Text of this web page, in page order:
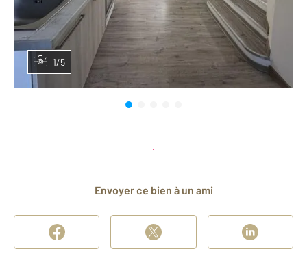
1/5
Envoyer ce bien à un ami